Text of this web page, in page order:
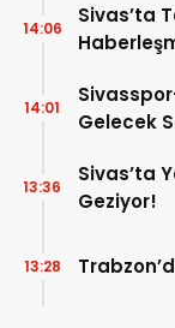
Sivas’ta
14:06
Gelecek
14:01
Sivas’ta
Geziyor!
13:36
13:28